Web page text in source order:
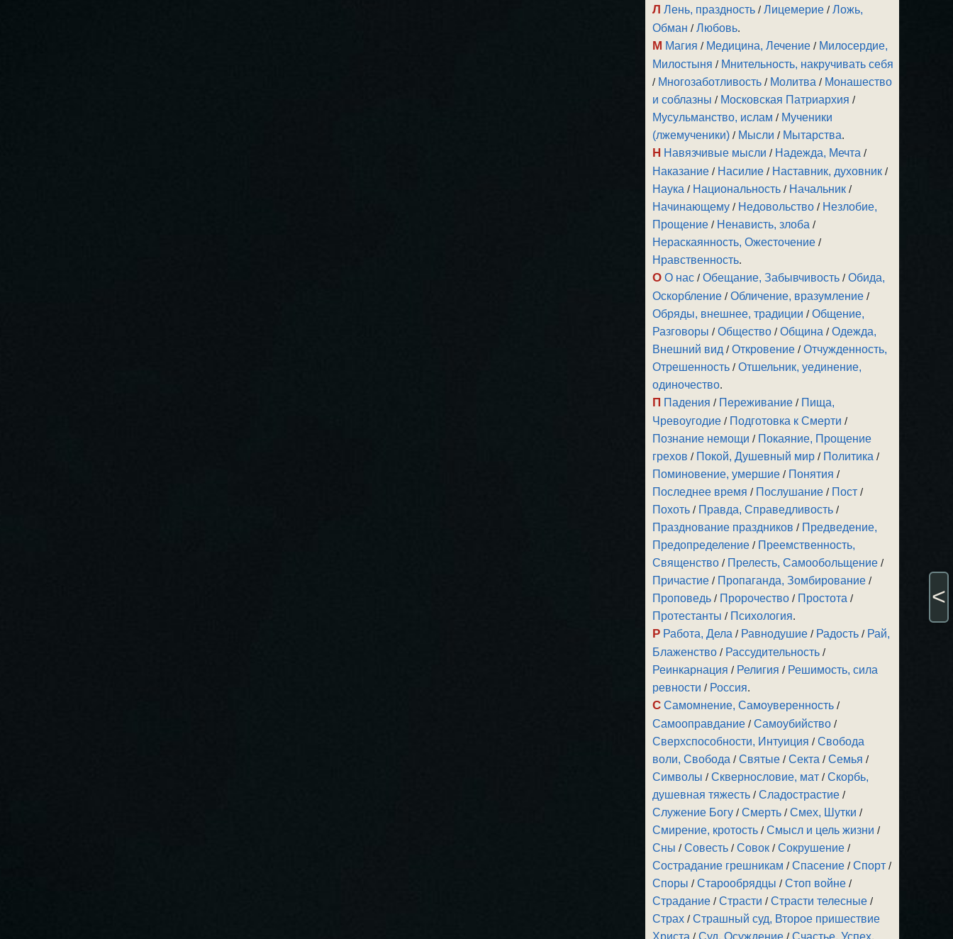
Л Лень, праздность /Лицемерие /Ложь,
Обман /Любовь.
М Магия / Медицина, Лечение / Милосердие,
Милостыня / Мнительность, накручивать себя
/ Многозаботливость / Молитва / Монашество
и соблазны / Московская Патриархия /
Мусульманство, ислам / Мученики
(лжемученики) / Мысли / Мытарства.
Н Навязчивые мысли / Надежда, Мечта /
Наказание / Насилие / Наставник, духовник /
Наука / Национальность / Начальник /
Начинающему / Недовольство / Незлобие,
Прощение / Ненависть, злоба /
Нераскаянность, Ожесточение /
Нравственность.
О О нас /Обещание, Забывчивость /Обида,
Оскорбление /Обличение, вразумление /
Обряды, внешнее, традиции /Общение,
Разговоры /Общество /Община /Одежда,
Внешний вид /Откровение /Отчужденность,
Отрешенность /Отшельник, уединение,
одиночество.
П Падения / Переживание / Пища,
Чревоугодие / Подготовка к Смерти /
Познание немощи / Покаяние, Прощение
грехов / Покой, Душевный мир / Политика /
Поминовение, умершие / Понятия /
Последнее время / Послушание / Пост /
Похоть / Правда, Справедливость /
Празднование праздников / Предведение,
Предопределение / Преемственность,
Священство / Прелесть, Самообольщение /
Причастие / Пропаганда, Зомбирование /
Проповедь / Пророчество / Простота /
Протестанты / Психология.
Р Работа, Дела / Равнодушие / Радость / Рай,
Блаженство / Рассудительность /
Реинкарнация / Религия / Решимость, сила
ревности / Россия.
С Самомнение, Самоуверенность /
Самооправдание /Самоубийство /
Сверхспособности, Интуиция /Свобода
воли, Свобода /Святые /Секта /Семья /
Символы /Сквернословие, мат /Скорбь,
душевная тяжесть /Сладострастие /
Служение Богу /Смерть /Смех, Шутки /
Смирение, кротость /Смысл и цель жизни /
Сны /Совесть /Совок /Сокрушение /
Сострадание грешникам /Спасение /Спорт /
Споры /Старообрядцы /Стоп войне /
Страдание /Страсти /Страсти телесные /
Страх /Страшный суд, Второе пришествие
Христа /Суд, Осуждение /Счастье, Успех.
<